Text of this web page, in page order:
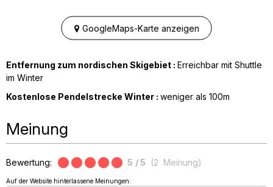
GoogleMaps-Karte anzeigen
Entfernung zum nordischen Skigebiet : Erreichbar mit Shuttle
im Winter
Kostenlose Pendelstrecke Winter : weniger als 100m
Meinung
Bewertung: 5 / 5 (2 Meinung)
Auf der Website hinterlassene Meinungen: